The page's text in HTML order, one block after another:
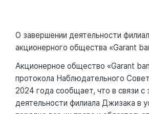
О завершении деятельности
акционерного общества «Garant
Акционерное общество «Garant
протокола Наблюдательного
2024 года сообщает, что в связи с
деятельности филиала Джизака в